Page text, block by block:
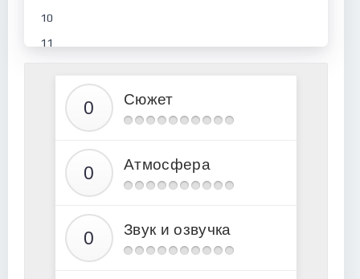
10
11
Сюжет
Атмосфера
Звук и озвучка